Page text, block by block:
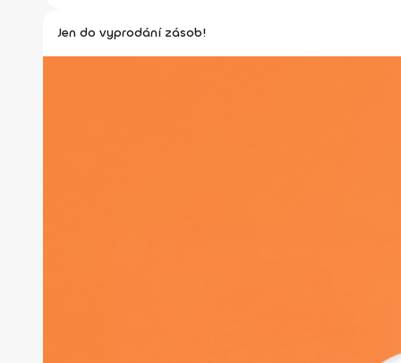
Jen do vyprodání zásob!